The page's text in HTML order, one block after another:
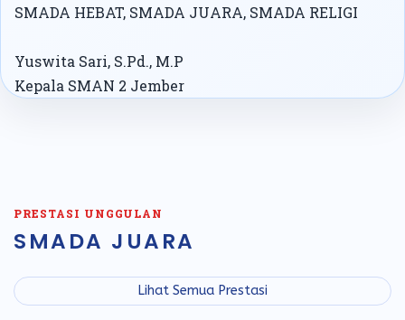
SMADA HEBAT, SMADA JUARA, SMADA RELIGI
Yuswita Sari, S.Pd., M.P
Kepala SMAN 2 Jember
PRESTASI UNGGULAN
SMADA JUARA
Lihat Semua Prestasi